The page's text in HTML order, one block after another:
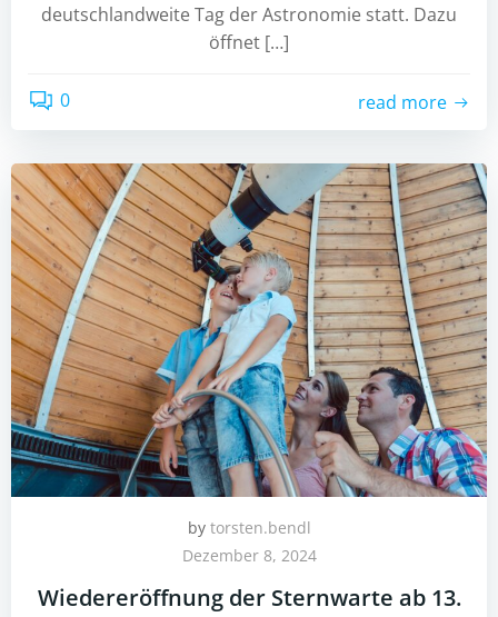
deutschlandweite Tag der Astronomie statt. Dazu
öffnet […]
0 read more
by torsten.bendl
Dezember 8, 2024
Wiedereröffnung der Sternwarte ab 13.